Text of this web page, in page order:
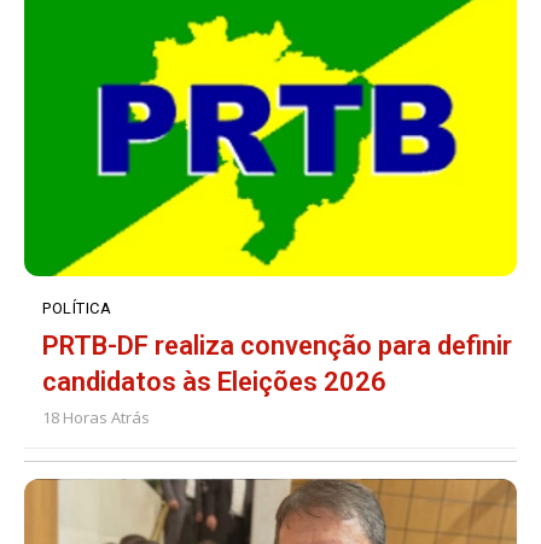
POLÍTICA
PRTB-DF realiza convenção para definir
candidatos às Eleições 2026
18 Horas Atrás